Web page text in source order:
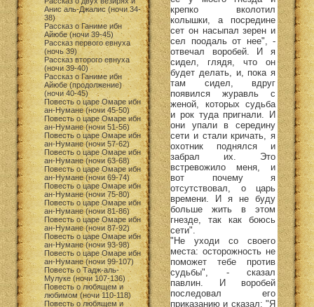
Анис аль-Джалис (ночи 34-
38)
Рассказ о Ганиме ибн
Айюбе (ночи 39-45)
Рассказ первого евнуха
(ночь 39)
Рассказ второго евнуха
(ночи 39-40)
Рассказ о Ганиме ибн
Айюбе (продолжение)
(ночи 40-45)
Повесть о царе Омаре ибн
ан-Нумане (ночи 45-50)
Повесть о царе Омаре ибн
ан-Нумане (ночи 51-56)
Повесть о царе Омаре ибн
ан-Нумане (ночи 57-62)
Повесть о царе Омаре ибн
ан-Нумане (ночи 63-68)
Повесть о царе Омаре ибн
ан-Нумане (ночи 69-74)
Повесть о царе Омаре ибн
ан-Нумане (ночи 75-80)
Повесть о царе Омаре ибн
ан-Нумане (ночи 81-86)
Повесть о царе Омаре ибн
ан-Нумане (ночи 87-92)
Повесть о царе Омаре ибн
ан-Нумане (ночи 93-98)
Повесть о царе Омаре ибн
ан-Нумане (ночи 99-107)
Повесть о Тадж-аль-
Мулуке (ночи 107-136)
Повесть о любящем и
любимом (ночи 110-118)
Повесть о любящем и
крепко вколотил
колышки, а посредине
сет он насыпал зерен и
сел поодаль от нее", -
отвечал воробей. И я
сидел, глядя, что он
будет делать, и, пока я
там сидел, вдруг
появился журавль с
женой, которых судьба
и рок туда пригнали. И
они упали в середину
сети и стали кричать, я
охотник поднялся и
забрал их. Это
встревожило меня, и
вот почему я
отсутствовал, о царь
времени. И я не буду
больше жить в этом
гнезде, так как боюсь
сети".
"Не уходи со своего
места: осторожность не
поможет тебе против
судьбы", - сказал
павлин. И воробей
последовал его
приказанию и сказал: "Я